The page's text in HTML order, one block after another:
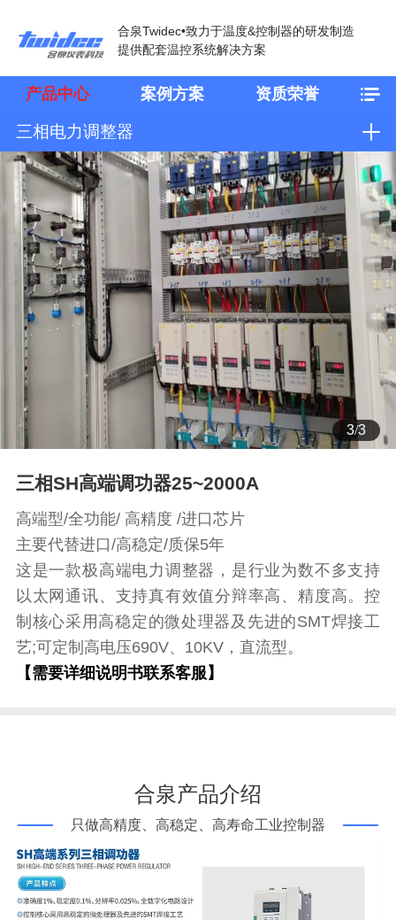
合泉Twidec•致力于温度&控制器的研发制造
提供配套温控系统解决方案
产品中心 案例方案 资质荣誉
三相电力调整器
3/3
三相SH高端调功器25~2000A
高端型/全功能/ 高精度 /进口芯片
主要代替进口/高稳定/质保5年
这是一款极高端电力调整器，是行业为数不多支持
以太网通讯、支持真有效值分辩率高、精度高。控
制核心采用高稳定的微处理器及先进的SMT焊接工
艺;可定制高电压690V、10KV，直流型。
【需要详细说明书联系客服】
合泉产品介绍
只做高精度、高稳定、高寿命工业控制器